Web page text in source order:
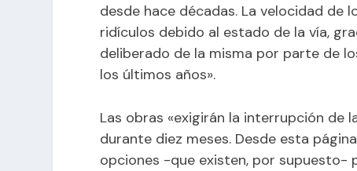
desde hace décadas. La velocidad de
ridículos debido al estado de la vía,
deliberado de la misma por parte de
los últimos años».
Las obras «exigirán la interrupción
durante diez meses. Desde esta
opciones -que existen, por supuesto-